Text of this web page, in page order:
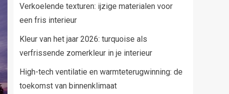
Verkoelende texturen: ijzige materialen voor
een fris interieur
Kleur van het jaar 2026: turquoise als
verfrissende zomerkleur in je interieur
High-tech ventilatie en warmteterugwinning: de
toekomst van binnenklimaat